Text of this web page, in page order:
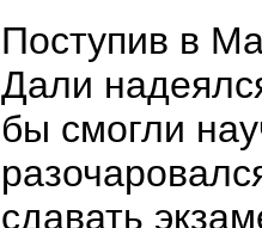
Поступив в
Дали
бы смогли
сдавать